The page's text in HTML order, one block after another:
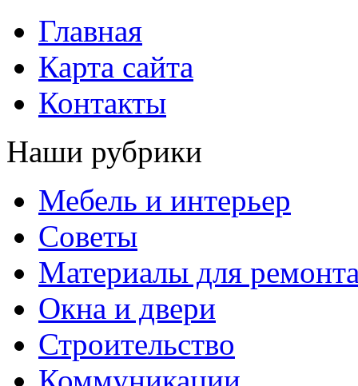
Главная
Карта сайта
Контакты
Наши рубрики
Мебель и интерьер
Советы
Материалы для
Окна и двери
Строительство